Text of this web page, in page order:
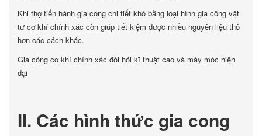
Khi thợ tiến hành gia công chi tiết khó bằng loại hình gia công vật
tư cơ khí chính xác còn giúp tiết kiệm được nhiều nguyên liệu thô
hơn các cách khác.
Gia công cơ khí chính xác đòi hỏi kĩ thuật cao và máy móc hiện
đại
II. Các hình thức gia cong